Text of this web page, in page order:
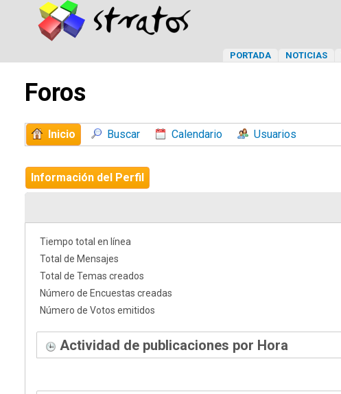
PORTADA NOTICIAS
Foros
Inicio Buscar Calendario Usuarios
Información del Perfil
Tiempo total en línea
Total de Mensajes
Total de Temas creados
Número de Encuestas creadas
Número de Votos emitidos
Actividad de publicaciones por Hora